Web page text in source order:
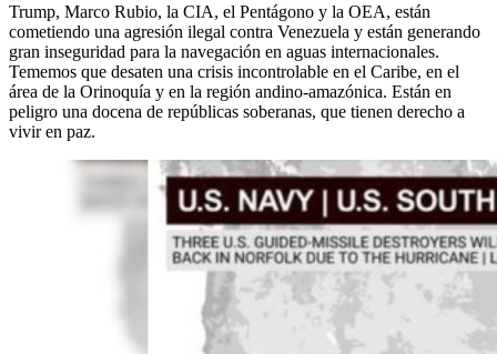
Trump, Marco Rubio, la CIA, el Pentágono y la OEA, están
cometiendo una agresión ilegal contra Venezuela y están generando
gran inseguridad para la navegación en aguas internacionales.
Tememos que desaten una crisis incontrolable en el Caribe, en el
área de la Orinoquía y en la región andino-amazónica. Están en
peligro una docena de repúblicas soberanas, que tienen derecho a
vivir en paz.